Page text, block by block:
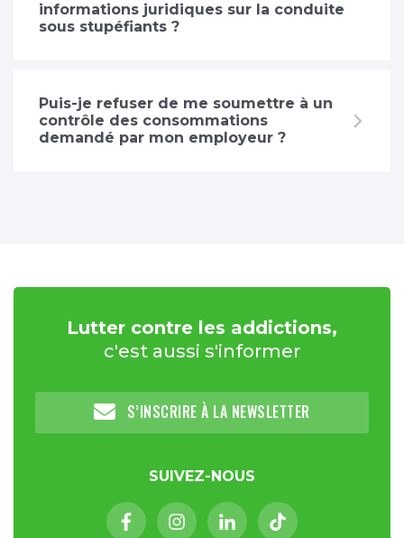
informations juridiques sur la conduite
sous stupéfiants ?
Puis-je refuser de me soumettre à un
contrôle des consommations
demandé par mon employeur ?
Lutter contre les addictions,
c'est aussi s'informer
S’INSCRIRE À LA NEWSLETTER
SUIVEZ-NOUS
Facebook (nouvelle fenêtre)
Instagram (nouvelle fenêtre)
Linkedin (nouvelle
Tiktok (nouvelle